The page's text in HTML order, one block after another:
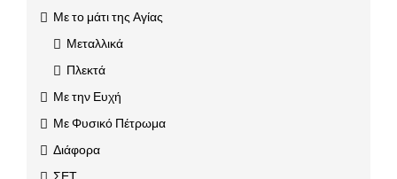
Με το μάτι της Αγίας
Μεταλλικά
Πλεκτά
Με την Ευχή
Με Φυσικό Πέτρωμα
Διάφορα
ΣΕΤ